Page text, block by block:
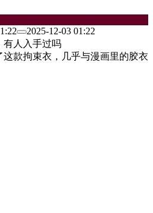
2025-12-03 01:22
有人入手过吗
款拘束衣，几乎与漫画里的胶衣